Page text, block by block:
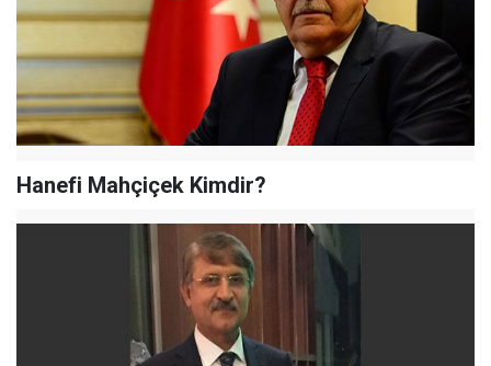
Hanefi Mahçiçek Kimdir?